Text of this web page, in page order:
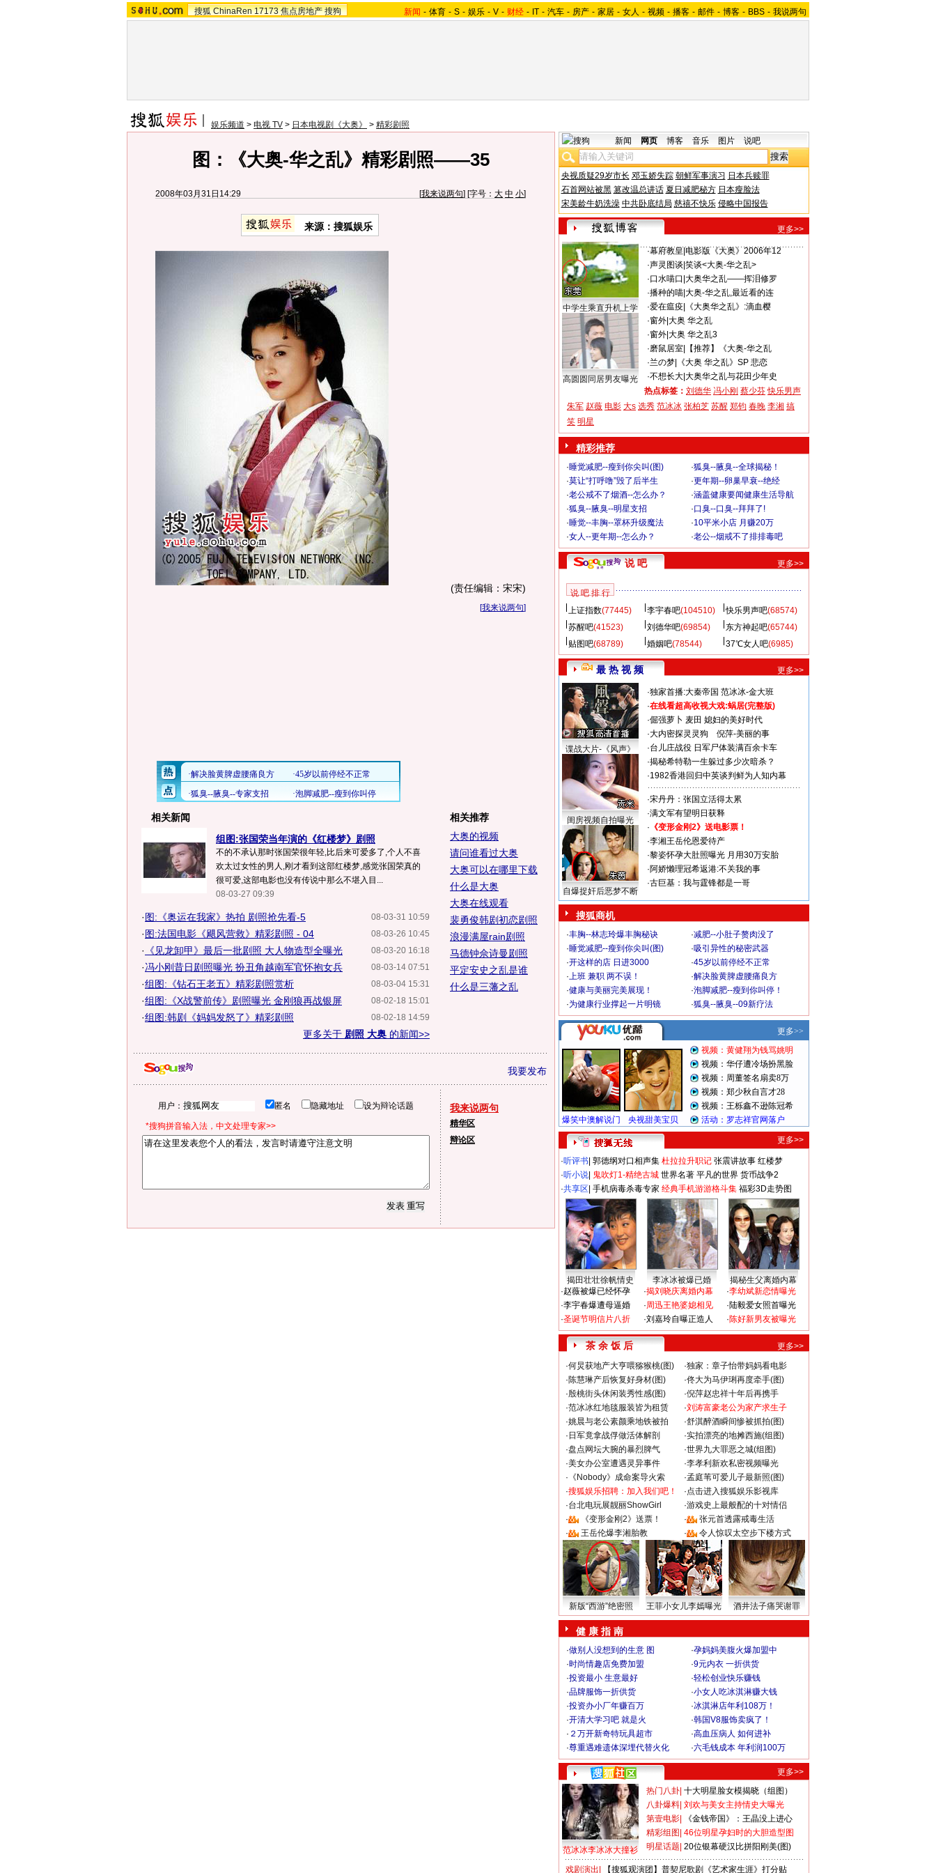
搜狐 ChinaRen 17173 焦点房地产 搜狗 新闻 - 体育 - S - 娱乐 - V - 财经 - IT - 汽车 - 房产 - 家居 - 女人 - 视频 - 播客 - 邮件 - 博客 - BBS - 我说两句
娱乐频道 > 电视 TV > 日本电视剧《大奥》 > 精彩剧照
图：《大奥-华之乱》精彩剧照——35
2008年03月31日14:29 [我来说两句] [字号： 大 中 小]
来源：搜狐娱乐
(责任编辑：宋宋)
[我来说两句]
相关新闻
组图:张国荣当年演的《红楼梦》剧照
不的不承认那时张国荣很年轻,比后来可爱多了,个人不喜
欢太过女性的男人,刚才看到这部红楼梦,感觉张国荣真的
很可爱,这部电影也没有传说中那么不堪入目...
08-03-27 09:39
08-03-31 10:59
·图:《奥运在我家》热拍 剧照抢先看-5
08-03-26 10:45
·图:法国电影《飓风营救》精彩剧照 - 04
08-03-20 16:18
· 《见龙卸甲》最后一批剧照 大人物造型全曝光
08-03-14 07:51
·冯小刚昔日剧照曝光 扮丑角越南军官怀抱女兵
08-03-04 15:31
·组图:《钻石王老五》精彩剧照赏析
08-02-18 15:01
·组图:《X战警前传》剧照曝光 金刚狼再战银屏
08-02-18 14:59
·组图:韩剧《妈妈发怒了》精彩剧照
更多关于 剧照 大奥 的新闻>>
相关推荐
大奥的视频
请问谁看过大奥
大奥可以在哪里下载
什么是大奥
大奥在线观看
裴勇俊韩剧初恋剧照
浪漫满屋rain剧照
马德钟佘诗曼剧照
平定安史之乱是谁
什么是三藩之乱
我要发布
用户： 匿名 隐藏地址 设为辩论话题
*搜狗拼音输入法，中文处理专家>>
我来说两句
精华区
辩论区
新闻 网页 博客 音乐 图片 说吧
央视质疑29岁市长 邓玉娇失踪 朝鲜军事演习 日本兵赎罪
石首网站被黑 篡改温总讲话 夏日减肥秘方 日本瘦脸法
宋美龄牛奶洗澡 中共卧底结局 慈禧不快乐 侵略中国报告
更多>>
中学生乘直升机上学
高圆圆同居男友曝光
·幕府教皇 电影版《大奥》2006年12
·声灵图谈 笑谈<大奥-华之乱>
·口水喵口 大奥华之乱——挥泪修罗
·播种的喵| 大奥-华之乱,最近看的连
·爱在瘟疫
《大奥华之乱》:滴血樱
·窗外| 大奥 华之乱
·窗外| 大奥 华之乱3
·磨鼠居室|
【推荐】《大奥-华之乱
·兰の梦|
《大奥 华之乱》SP 悲恋
·不想长大| 大奥华之乱与花田少年史
热点标签： 刘德华 冯小刚 蔡少芬 快乐男声
朱军 赵薇 电影 大s 选秀 范冰冰 张柏芝 苏醒 郑钧 春晚 李湘 搞
笑 明星
精彩推荐
·睡觉减肥--瘦到你尖叫(图) ·狐臭--腋臭--全球揭秘！
·莫让“打呼噜”毁了后半生 ·更年期--卵巢早衰--绝经
·老公戒不了烟酒--怎么办？ ·涵盖健康要闻健康生活导航
·狐臭--腋臭--明星支招 ·口臭--口臭--拜拜了!
·睡觉--丰胸--罩杯升级魔法 ·10平米小店 月赚20万
·女人--更年期--怎么办？ ·老公--烟戒不了排排毒吧
说 吧 更多>>
说 吧 排 行
上证指数(77445) 李宇春吧(104510) 快乐男声吧(68574)
苏醒吧(41523) 刘德华吧(69854) 东方神起吧(65744)
贴图吧(68789) 婚姻吧(78544) 37℃女人吧(6985)
最 热 视 频 更多>>
谍战大片-《风声》
闺房视频自拍曝光
自爆捉奸后恶梦不断
·独家首播:大秦帝国 范冰冰-金大班
·在线看超高收视大戏:蜗居(完整版)
·倔强萝卜 麦田 媳妇的美好时代
·大内密探灵灵狗
倪萍-美丽的事
·台儿庄战役 日军尸体装满百余卡车
·揭秘希特勒一生躲过多少次暗杀？
·1982香港回归中英谈判鲜为人知内幕
·宋丹丹：张国立活得太累
·满文军有望明日获释
· 《变形金刚2》送电影票！
·李湘王岳伦恩爱待产
·黎姿怀孕大肚照曝光 月用30万安胎
·阿娇懒理冠希返港:不关我的事
·古巨基：我与霆锋都是一哥
搜狐商机
·丰胸--林志玲爆丰胸秘诀 ·减肥--小肚子赘肉没了
·睡觉减肥--瘦到你尖叫(图) ·吸引异性的秘密武器
·开这样的店 日进3000 ·45岁以前停经不正常
·上班 兼职 两不误！ ·解决脸黄脾虚腰痛良方
·健康与美丽完美展现！ ·泡脚减肥--瘦到你叫停！
·为健康行业撑起一片明镜 ·狐臭--腋臭--09新疗法
更多>>
·听评书 郭德纲对口相声集 杜拉拉升职记 张震讲故事 红楼梦
·听小说 鬼吹灯1-精绝古城 世界名著 平凡的世界 货币战争2
·共享区 手机病毒杀毒专家 经典手机游游格斗集 福彩3D走势图
揭田壮壮徐帆情史 李冰冰被爆已婚
揭秘生父离婚内幕
·赵薇被爆已经怀孕
·李宇春爆遭母逼婚
·圣诞节明信片八折
·揭刘晓庆离婚内幕
·周迅王艳婆媳相见
·刘嘉玲自曝正造人
·李幼斌新恋情曝光
·陆毅爱女照首曝光
·陈好新男友被曝光
茶 余 饭 后
更多>>
·何炅获地产大亨喂猕猴桃(图) ·独家：章子怡带妈妈看电影
·陈慧琳产后恢复好身材(图) ·佟大为马伊琍再度牵手(图)
·殷桃街头休闲装秀性感(图) ·倪萍赵忠祥十年后再携手
·范冰冰红地毯服装皆为租赁 ·刘涛富豪老公为家产求生子
·姚晨与老公素颜乘地铁被拍 ·舒淇醉酒瞬间惨被抓拍(图)
· 日军竟拿战俘做活体解剖 ·实拍漂亮的地摊西施(组图)
·盘点网坛大腕的暴烈脾气 ·世界九大罪恶之城(组图)
·美女办公室遭遇灵异事件 ·李孝利新欢私密视频曝光
· 《Nobody》成命案导火索 ·孟庭苇可爱儿子最新照(图)
·搜狐娱乐招聘：加入我们吧！ ·点击进入搜狐娱乐影视库
·台北电玩展靓丽ShowGirl ·游戏史上最般配的十对情侣
·
《变形金刚2》送票！ ·
张元首透露戒毒生活
·
王岳伦爆李湘胎教 · 令人惊叹太空步下楼方式
新版“西游”绝密照 王菲小女儿李嫣曝光 酒井法子痛哭谢罪
健 康 指 南
·做别人没想到的生意 图 ·孕妈妈美腹火爆加盟中
·时尚情趣店免费加盟 ·9元内衣 一折供货
·投资最小 生意最好 ·轻松创业快乐赚钱
·品牌服饰一折供货 ·小女人吃冰淇淋赚大钱
·投资办小厂年赚百万 ·冰淇淋店年利108万！
·开清大学习吧 就是火 ·韩国V8服饰卖疯了！
· ２万开新奇特玩具超市 ·高血压病人 如何进补
·尊重遇难遗体深埋代替火化 ·六毛钱成本 年利润100万
更多>>
范冰冰李冰冰大撞衫
热门八卦 十大明星脸女模揭晓（组图）
八卦爆料 刘欢与美女主持情史大曝光
第壹电影
《金钱帝国》：王晶没上进心
精彩组图 46位明星孕妇时的大胆造型图
明星话题 20位银幕硬汉比拼阳刚美(图)
戏剧演出 【搜狐观演团】普契尼歌剧《艺术家生涯》打分贴